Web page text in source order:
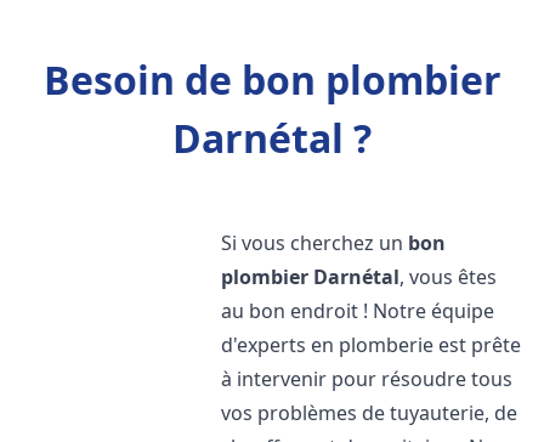
Besoin de bon plombier
Darnétal ?
Si vous cherchez un bon
plombier Darnétal, vous êtes
au bon endroit ! Notre équipe
d'experts en plomberie est prête
à intervenir pour résoudre tous
vos problèmes de tuyauterie, de